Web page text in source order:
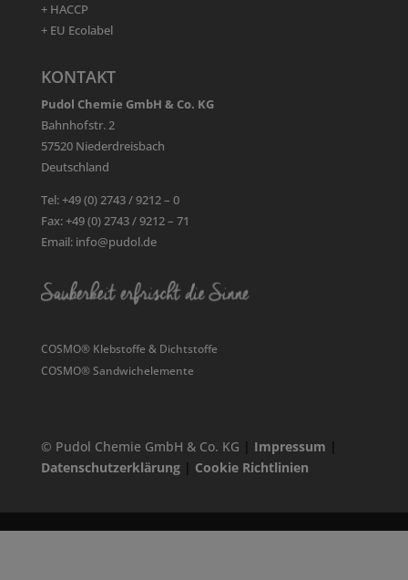
+ HACCP
+ EU Ecolabel
KONTAKT
Pudol Chemie GmbH & Co. KG
Bahnhofstr. 2
57520 Niederdreisbach
Deutschland
Tel: +49 (0) 2743 / 9212 – 0
Fax: +49 (0) 2743 / 9212 – 71
Email: info@pudol.de
COSMO® Klebstoffe & Dichtstoffe
COSMO® Sandwichelemente
© Pudol Chemie GmbH & Co. KG | Impressum |
Datenschutzerklärung| Cookie Richtlinien